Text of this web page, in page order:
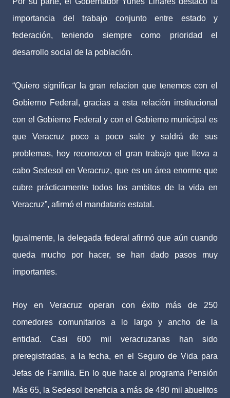
importancia del trabajo conjunto entre estado y
federación, teniendo siempre como prioridad el
desarrollo social de la población.
“Quiero significar la gran relacion que tenemos con el
Gobierno Federal, gracias a esta relación institucional
con el Gobierno Federal y con el Gobierno municipal es
que Veracruz poco a poco sale y saldrá de sus
problemas, hoy reconozco el gran trabajo que lleva a
cabo Sedesol en Veracruz, que es un área enorme que
cubre prácticamente todos los ambitos de la vida en
Veracruz”, afirmó el mandatario estatal.
Igualmente, la delegada federal afirmó que aún cuando
queda mucho por hacer, se han dado pasos muy
importantes.
Hoy en Veracruz operan con éxito más de 250
comedores comunitarios a lo largo y ancho de la
entidad. Casi 600 mil veracruzanas han sido
preregistradas, a la fecha, en el Seguro de Vida para
Jefas de Familia. En lo que hace al programa Pensión
Más 65, la Sedesol beneficia a más de 480 mil abuelitos